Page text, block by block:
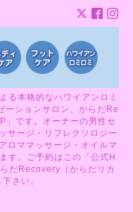
る本格的なハワイアンロミ
ーションサロン、からだRe
」です。オーナーの男性セ
サージ・リフレクソロジー
ロママッサージ・オイルマ
す。ご予約はこの「公式H
だRecovery（からだリカ
さい。